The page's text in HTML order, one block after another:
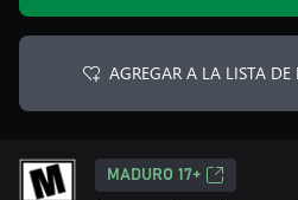
AGREGAR A LA LISTA DE
MADURO 17+